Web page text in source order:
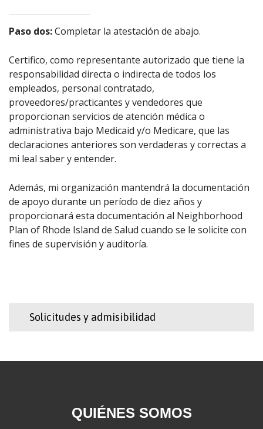
Paso dos:Completar la atestación de abajo.
Certifico, como representante autorizado que tiene la
responsabilidad directa o indirecta de todos los
empleados, personal contratado,
proveedores/practicantes y vendedores que
proporcionan servicios de atención médica o
administrativa bajo Medicaid y/o Medicare, que las
declaraciones anteriores son verdaderas y correctas a
mi leal saber y entender.
Además, mi organización mantendrá la documentación
de apoyo durante un período de diez años y
proporcionará esta documentación al Neighborhood
Plan of Rhode Island de Salud cuando se le solicite con
fines de supervisión y auditoría.
Solicitudes y admisibilidad
QUIÉNES SOMOS